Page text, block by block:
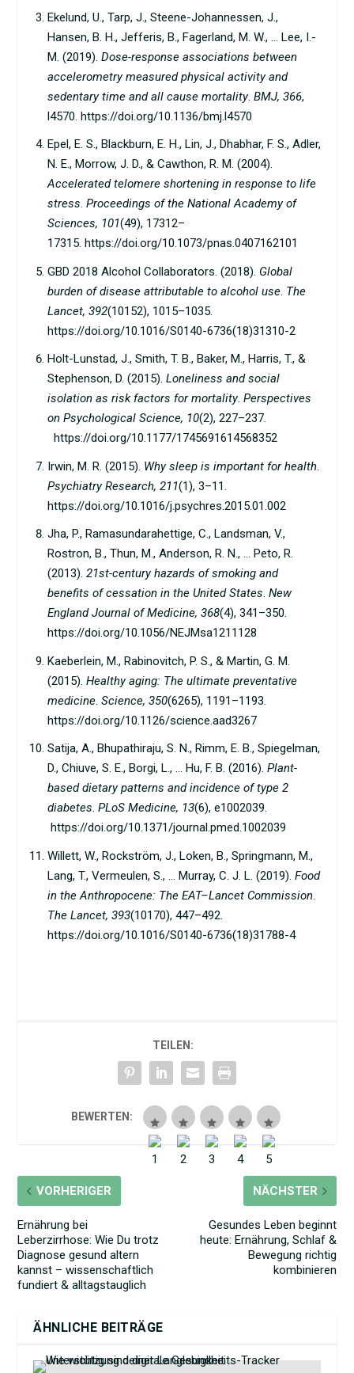
Ekelund, U., Tarp, J., Steene-Johannessen, J.,
Hansen, B. H., Jefferis, B., Fagerland, M. W., … Lee, I.-
M. (2019). Dose-response associations between
accelerometry measured physical activity and
sedentary time and all cause mortality. BMJ, 366,
l4570. https://doi.org/10.1136/bmj.l4570
Epel, E. S., Blackburn, E. H., Lin, J., Dhabhar, F. S., Adler,
N. E., Morrow, J. D., & Cawthon, R. M. (2004).
Accelerated telomere shortening in response to life
stress. Proceedings of the National Academy of
Sciences, 101(49), 17312–
17315. https://doi.org/10.1073/pnas.0407162101
GBD 2018 Alcohol Collaborators. (2018). Global
burden of disease attributable to alcohol use. The
Lancet, 392(10152), 1015–1035.
https://doi.org/10.1016/S0140-6736(18)31310-2
Holt-Lunstad, J., Smith, T. B., Baker, M., Harris, T., &
Stephenson, D. (2015). Loneliness and social
isolation as risk factors for mortality. Perspectives
on Psychological Science, 10(2), 227–237.
https://doi.org/10.1177/1745691614568352
Irwin, M. R. (2015). Why sleep is important for health.
Psychiatry Research, 211(1), 3–11.
https://doi.org/10.1016/j.psychres.2015.01.002
Jha, P., Ramasundarahettige, C., Landsman, V.,
Rostron, B., Thun, M., Anderson, R. N., … Peto, R.
(2013). 21st-century hazards of smoking and
benefits of cessation in the United States. New
England Journal of Medicine, 368(4), 341–350.
https://doi.org/10.1056/NEJMsa1211128
Kaeberlein, M., Rabinovitch, P. S., & Martin, G. M.
(2015). Healthy aging: The ultimate preventative
medicine. Science, 350(6265), 1191–1193.
https://doi.org/10.1126/science.aad3267
Satija, A., Bhupathiraju, S. N., Rimm, E. B., Spiegelman,
D., Chiuve, S. E., Borgi, L., … Hu, F. B. (2016). Plant-
based dietary patterns and incidence of type 2
diabetes. PLoS Medicine, 13(6), e1002039.
https://doi.org/10.1371/journal.pmed.1002039
Willett, W., Rockström, J., Loken, B., Springmann, M.,
Lang, T., Vermeulen, S., … Murray, C. J. L. (2019). Food
in the Anthropocene: The EAT–Lancet Commission.
The Lancet, 393(10170), 447–492.
https://doi.org/10.1016/S0140-6736(18)31788-4
TEILEN:
BEWERTEN:
VORHERIGER
Ernährung bei
Leberzirrhose: Wie Du trotz
Diagnose gesund altern
kannst – wissenschaftlich
fundiert & alltagstauglich
NÄCHSTER
Gesundes Leben beginnt
heute: Ernährung, Schlaf &
Bewegung richtig
kombinieren
ÄHNLICHE BEITRÄGE